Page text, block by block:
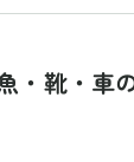
・靴・車